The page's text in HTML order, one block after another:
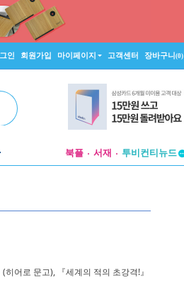
인 회원가입 마이페이지 고객센터 장바구니(0)
북플 서재
투비컨티뉴드
어로 문고), 『세계의 적의 초강격!』